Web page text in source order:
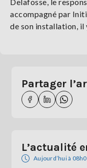
accompagné par
de son installation, il
Partager
L’actualité
Aujourd’hui à